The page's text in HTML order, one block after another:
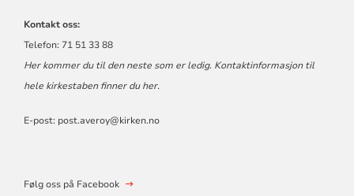
Kontakt oss:
Telefon: 71 51 33 88
Her kommer du til den neste som er ledig. Kontaktinformasjon til
hele kirkestaben finner duher.
E-post: post.averoy@kirken.no
Følg oss på Facebook